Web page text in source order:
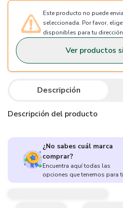
Este producto no puede
seleccionada. Por favor,
disponibles para tu
Ver productos
Descripción
Descripción del producto
¿No sabes cuál marca
comprar?
Encuentra aquí todas las
opciones que tenemos para